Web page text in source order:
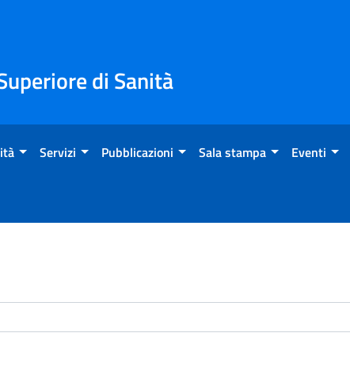
di Sanità
Servizi Pubblicazioni Sala stampa Eventi
- Eventi